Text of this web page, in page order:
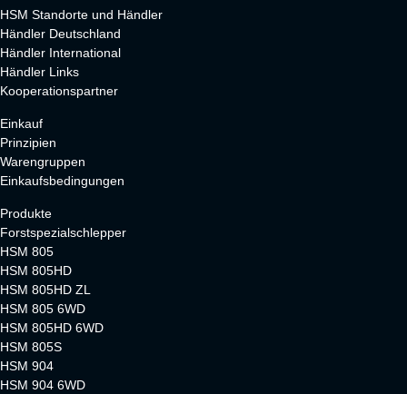
HSM Standorte und Händler
Händler Deutschland
Händler International
Händler Links
Kooperationspartner
Einkauf
Prinzipien
Warengruppen
Einkaufsbedingungen
Produkte
Forstspezialschlepper
HSM 805
HSM 805HD
HSM 805HD ZL
HSM 805 6WD
HSM 805HD 6WD
HSM 805S
HSM 904
HSM 904 6WD